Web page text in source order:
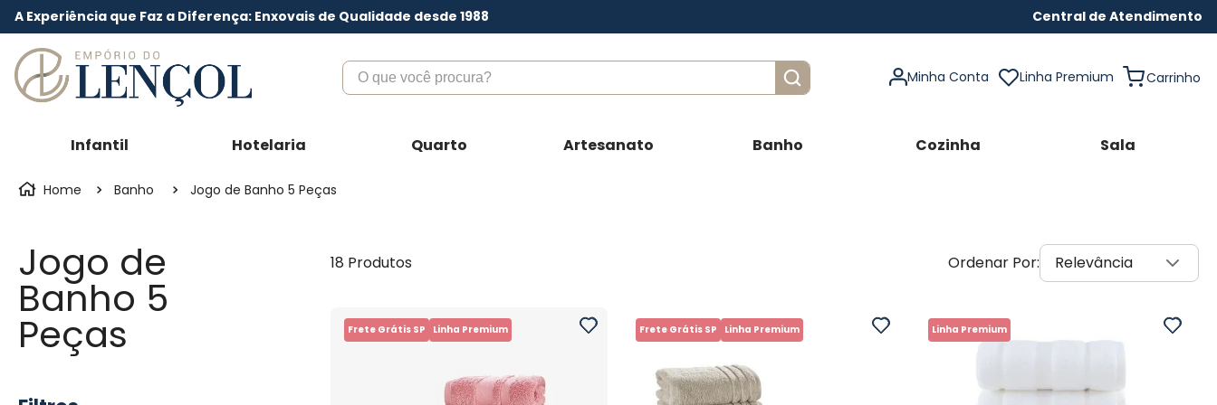
A Experiência que Faz a Diferença: Enxovais de Qualidade desde 1988 Central de Atendimento
O que você procura?
Minha Conta Linha Premium
Infantil Hotelaria Quarto Artesanato Banho Cozinha Sala
Banho Jogo de Banho 5 Peças
Jogo de
Banho 5
Peças
18 Produtos Relevância
Frete Grátis SP Linha Premium Frete Grátis SP Linha Premium Linha Premium